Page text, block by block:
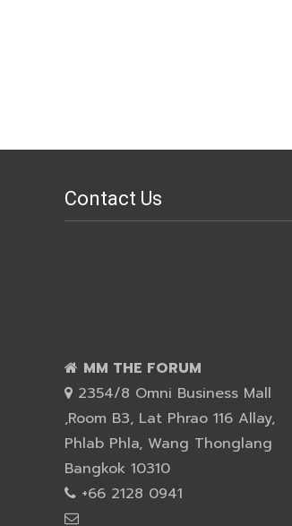
Contact Us
MM THE FORUM
2354/8 Omni Business Mall
,Room B3, Lat Phrao 116 Allay,
Phlab Phla, Wang Thonglang
Bangkok 10310
+66 2128 0941